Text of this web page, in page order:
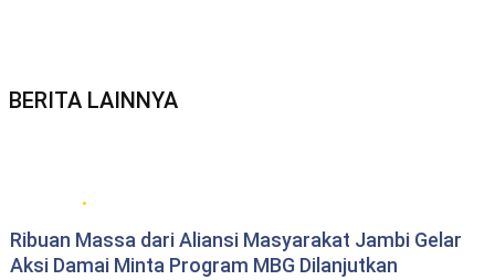
BERITA LAINNYA
Ribuan Massa dari Aliansi Masyarakat Jambi Gelar
Aksi Damai Minta Program MBG Dilanjutkan